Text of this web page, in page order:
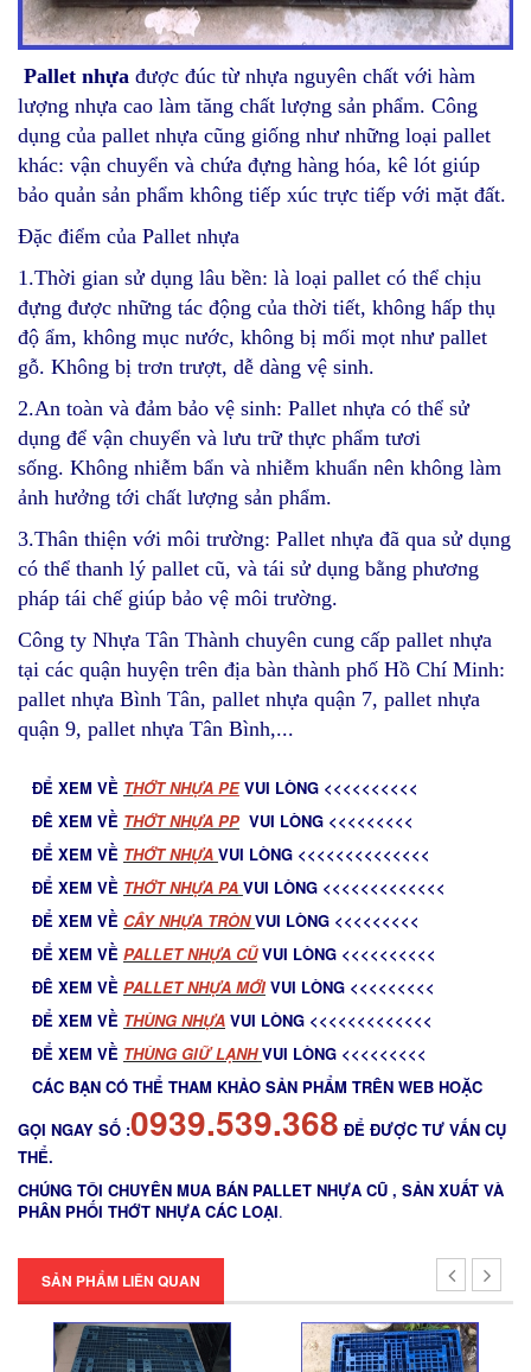
Thớt nhựa nhập khẩu
Pallet nhựa được đúc từ nhựa nguyên chất với hàm
lượng nhựa cao làm tăng chất lượng sản phẩm. Công
dụng của pallet nhựa cũng giống như những loại pallet
khác: vận chuyển và chứa đựng hàng hóa, kê lót giúp
bảo quản sản phẩm không tiếp xúc trực tiếp với mặt đất.
Đặc điểm của Pallet nhựa
1.Thời gian sử dụng lâu bền: là loại pallet có thể chịu
đựng được những tác động của thời tiết, không hấp thụ
độ ẩm, không mục nước, không bị mối mọt như pallet
gỗ. Không bị trơn trượt, dễ dàng vệ sinh.
2.An toàn và đảm bảo vệ sinh: Pallet nhựa có thể sử
dụng để vận chuyển và lưu trữ thực phẩm tươi
sống. Không nhiễm bẩn và nhiễm khuẩn nên không làm
ảnh hưởng tới chất lượng sản phẩm.
3.Thân thiện với môi trường: Pallet nhựa đã qua sử dụng
có thể thanh lý pallet cũ, và tái sử dụng bằng phương
pháp tái chế giúp bảo vệ môi trường.
Công ty Nhựa Tân Thành chuyên cung cấp pallet nhựa
tại các quận huyện trên địa bàn thành phố Hồ Chí Minh:
pallet nhựa Bình Tân, pallet nhựa quận 7, pallet nhựa
quận 9, pallet nhựa Tân Bình,...
ĐỂ XEM VỀ THỚT NHỰA PEVUI LÒNG <<<<<<<<<<
ĐÊ XEM VỀ THỚT NHỰA PPVUI LÒNG <<<<<<<<<
ĐỂ XEM VỀ THỚT NHỰA VUI LÒNG <<<<<<<<<<<<<<
ĐỂ XEM VỀ THỚT NHỰA PA VUI LÒNG <<<<<<<<<<<<<
ĐỂ XEM VỀ CÂY NHỰA TRÒN VUI LÒNG <<<<<<<<<
ĐỂ XEM VỀ PALLET NHỰA CŨ VUI LÒNG <<<<<<<<<<
ĐÊ XEM VỀ PALLET NHỰA MỚI VUI LÒNG <<<<<<<<<
ĐỂ XEM VỀ THÙNG NHỰA VUI LÒNG <<<<<<<<<<<<<
ĐỂ XEM VỀ THÙNG GIỮ LẠNH VUI LÒNG <<<<<<<<<
CÁC BẠN CÓ THỂ THAM KHẢO SẢN PHẨM TRÊN WEB HOẶC
GỌI NGAY SỐ :0939.539.368 ĐỂ ĐƯỢC TƯ VẤN CỤ
THỂ.
CHÚNG TÔI CHUYÊN MUA BÁN PALLET NHỰA CŨ , SẢN XUẤT VÀ
PHÂN PHỐI THỚT NHỰA CÁC LOẠI.
SẢN PHẨM LIÊN QUAN